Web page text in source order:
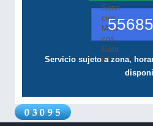
Servicio sujeto a zona,